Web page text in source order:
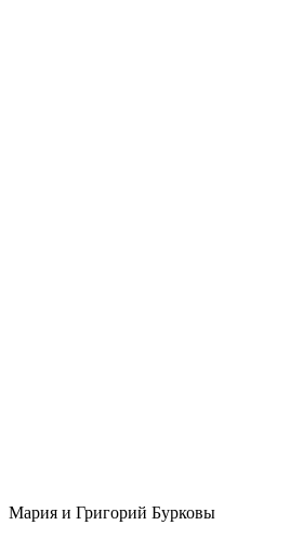
Мария и Григорий Бурковы